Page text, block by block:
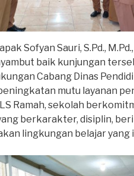
Sofyan Sauri, S.Pd.,
baik kunjungan
Cabang Dinas
mutu layanan
Ramah, sekolah
berkarakter, disiplin,
lingkungan belajar yang